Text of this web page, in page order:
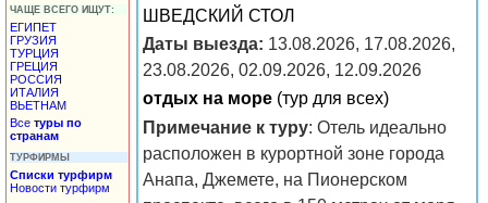
ЧАЩЕ ВСЕГО ИЩУТ:
ЕГИПЕТ
ГРУЗИЯ
ТУРЦИЯ
ГРЕЦИЯ
РОССИЯ
ИТАЛИЯ
ВЬЕТНАМ
Все туры по
странам
ТУРФИРМЫ
Списки турфирм
Новости турфирм
ШВЕДСКИЙ СТОЛ
Даты выезда: 13.08.2026, 17.08.2026,
23.08.2026, 02.09.2026, 12.09.2026
отдых на море (тур для всех)
Примечание к туру: Отель идеально
расположен в курортной зоне города
Анапа, Джемете, на Пионерском